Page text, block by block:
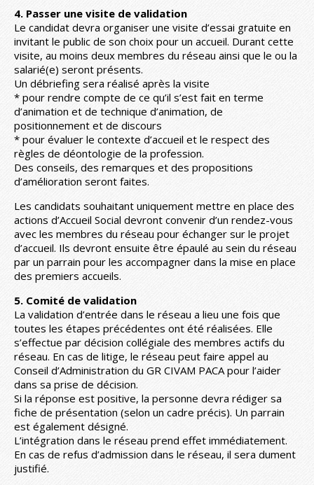
4. Passer une visite de validation
Le candidat devra organiser une visite d’essai gratuite en
invitant le public de son choix pour un accueil. Durant cette
visite, au moins deux membres du réseau ainsi que le ou la
salarié(e) seront présents.
Un débriefing sera réalisé après la visite
* pour rendre compte de ce qu’il s’est fait en terme
d’animation et de technique d’animation, de
positionnement et de discours
* pour évaluer le contexte d’accueil et le respect des
règles de déontologie de la profession.
Des conseils, des remarques et des propositions
d’amélioration seront faites.
Les candidats souhaitant uniquement mettre en place des
actions d’Accueil Social devront convenir d’un rendez-vous
avec les membres du réseau pour échanger sur le projet
d’accueil. Ils devront ensuite être épaulé au sein du réseau
par un parrain pour les accompagner dans la mise en place
des premiers accueils.
5. Comité de validation
La validation d’entrée dans le réseau a lieu une fois que
toutes les étapes précédentes ont été réalisées. Elle
s’effectue par décision collégiale des membres actifs du
réseau. En cas de litige, le réseau peut faire appel au
Conseil d’Administration du GR CIVAM PACA pour l’aider
dans sa prise de décision.
Si la réponse est positive, la personne devra rédiger sa
fiche de présentation (selon un cadre précis). Un parrain
est également désigné.
L’intégration dans le réseau prend effet immédiatement.
En cas de refus d’admission dans le réseau, il sera dument
justifié.